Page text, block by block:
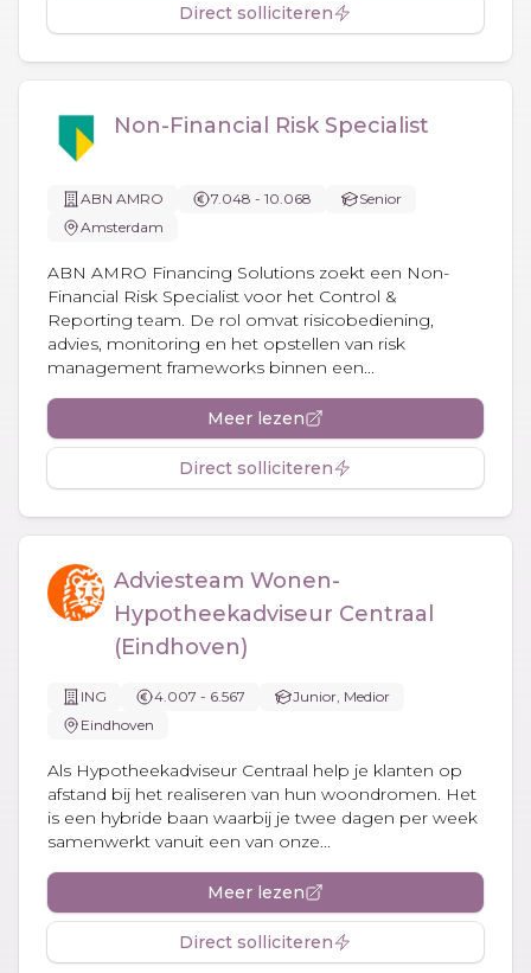
Direct solliciteren
Non-Financial Risk Specialist
ABN AMRO 7.048 - 10.068
Senior
Amsterdam
ABN AMRO Financing Solutions zoekt een Non-
Financial Risk Specialist voor het Control &
Reporting team. De rol omvat risicobediening,
advies, monitoring en het opstellen van risk
management frameworks binnen een...
Meer lezen
Direct solliciteren
Adviesteam Wonen-
Hypotheekadviseur Centraal
(Eindhoven)
ING 4.007 - 6.567
Junior, Medior
Eindhoven
Als Hypotheekadviseur Centraal help je klanten op
afstand bij het realiseren van hun woondromen. Het
is een hybride baan waarbij je twee dagen per week
samenwerkt vanuit een van onze...
Meer lezen
Direct solliciteren